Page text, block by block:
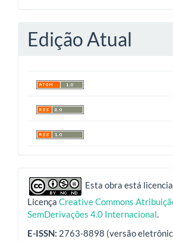
Edição Atual
indexadores
Esta obra está
Licença Creative Commons
SemDerivações 4.0 Internacional.
E-ISSN: 2763-8898 (versão